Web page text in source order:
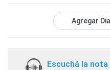
Agregar
Escuchá la